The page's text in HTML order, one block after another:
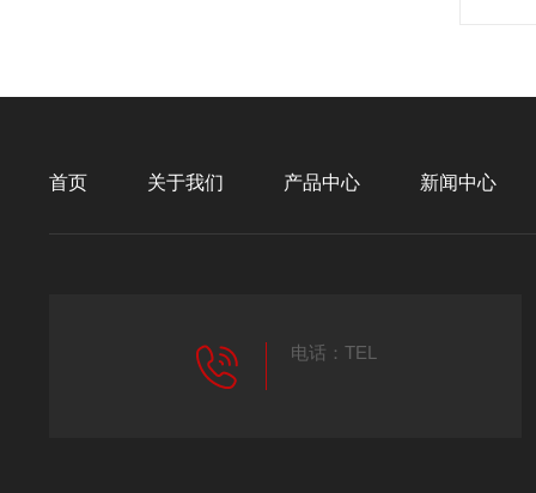
首页 关于我们 产品中心 新闻中心
电话：TEL